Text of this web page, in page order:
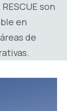
son
en
de